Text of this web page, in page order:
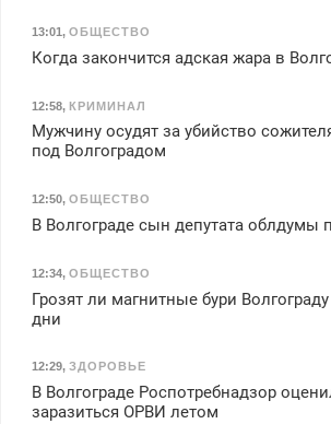
13:01, ОБЩЕСТВО
Когда закончится адская жара в
12:58, КРИМИНАЛ
Мужчину осудят за убийство
под Волгоградом
12:50, ОБЩЕСТВО
В Волгограде сын депутата облдумы
12:34, ОБЩЕСТВО
Грозят ли магнитные бури
дни
12:29, ЗДОРОВЬЕ
В Волгограде Роспотребнадзор
заразиться ОРВИ летом